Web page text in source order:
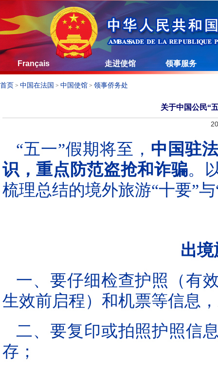
Français 走进使馆 领事服务
首页 > 中国在法国 > 中国使馆 > 领事侨务处
关于中国公民“
“五一”假期将至， 中国驻
识，重点防范盗抢和诈骗。
梳理总结的境外旅游“十要”
出境
一、要仔细检查护照（有
生效前启程）和机票等信息
二、要复印或拍照护照信
存；